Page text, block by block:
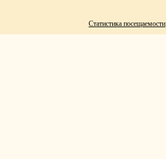
Статистика посещаемости